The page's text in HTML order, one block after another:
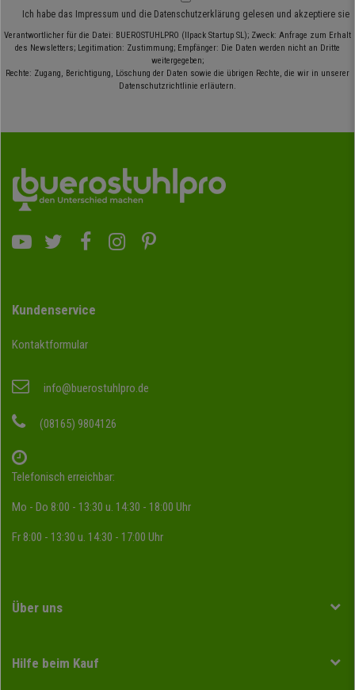
Ich habe das Impressum und die Datenschutzerklärung gelesen und akzeptiere sie
Verantwortlicher für die Datei: BUEROSTUHLPRO (Ilpack Startup SL); Zweck: Anfrage zum Erhalt
des Newsletters; Legitimation: Zustimmung; Empfänger: Die Daten werden nicht an Dritte
weitergegeben;
Rechte: Zugang, Berichtigung, Löschung der Daten sowie die übrigen Rechte, die wir in unserer
Datenschutzrichtlinie erläutern.
Kundenservice
Kontaktformular
info@buerostuhlpro.de
(08165) 9804126
Telefonisch erreichbar:
Mo - Do 8:00 - 13:30 u. 14:30 - 18:00 Uhr
Fr 8:00 - 13:30 u. 14:30 - 17:00 Uhr
Über uns
Hilfe beim Kauf